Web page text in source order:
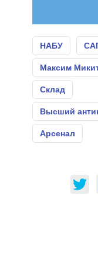
НАБУ
Максим
Склад
Высший
Арсенал